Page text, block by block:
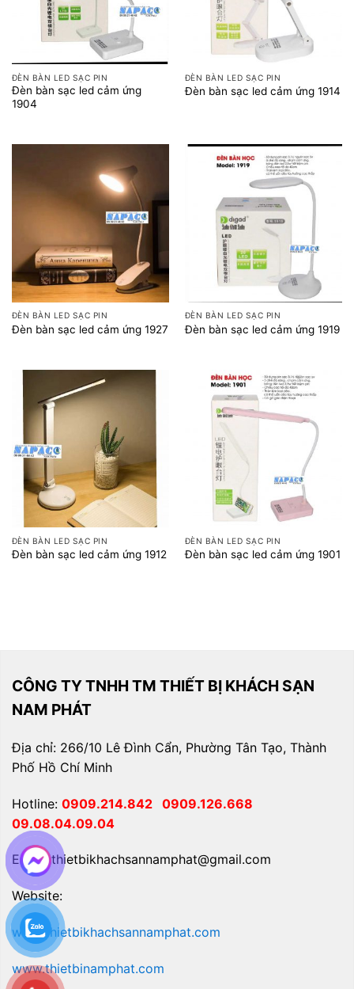
ĐÈN BÀN LED SẠC PIN
Đèn bàn sạc led cảm ứng
1904
ĐÈN BÀN LED SẠC PIN
Đèn bàn sạc led cảm ứng 1914
ĐÈN BÀN LED SẠC PIN
Đèn bàn sạc led cảm ứng 1927
ĐÈN BÀN LED SẠC PIN
Đèn bàn sạc led cảm ứng 1919
ĐÈN BÀN LED SẠC PIN
Đèn bàn sạc led cảm ứng 1912
ĐÈN BÀN LED SẠC PIN
Đèn bàn sạc led cảm ứng 1901
CÔNG TY TNHH TM THIẾT BỊ KHÁCH SẠN
NAM PHÁT
Địa chỉ: 266/10 Lê Đình Cẩn, Phường Tân Tạo, Thành
Phố Hồ Chí Minh
Hotline: 0909.214.842 0909.126.668
09.08.04.09.04
Email: thietbikhachsannamphat@gmail.com
Website:
www.thietbikhachsannamphat.com
www.thietbinamphat.com